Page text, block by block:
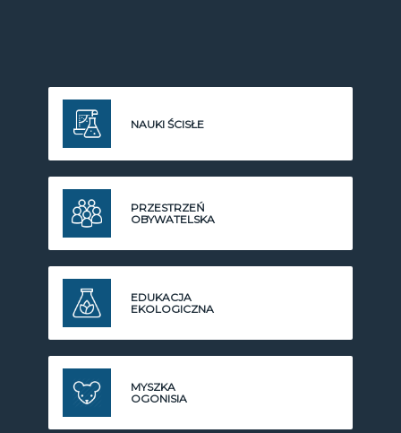
NAUKI ŚCISŁE
PRZESTRZEŃ
OBYWATELSKA
EDUKACJA
EKOLOGICZNA
MYSZKA
OGONISIA